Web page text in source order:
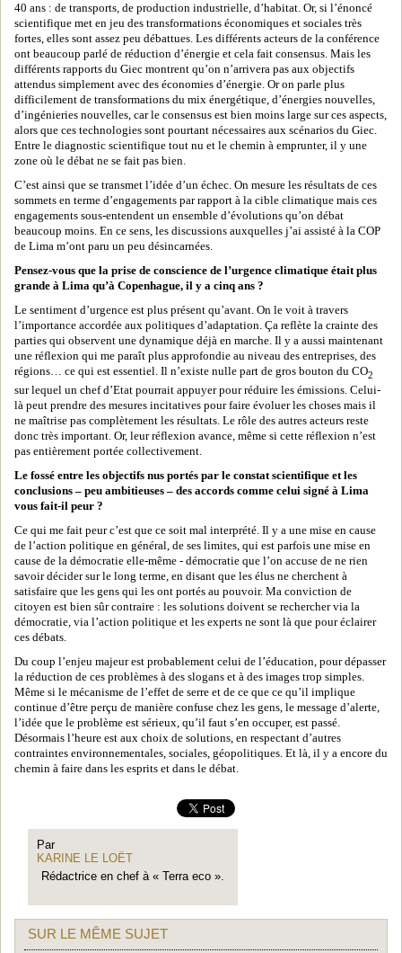
40 ans : de transports, de production industrielle, d’habitat. Or, si l’énoncé
scientifique met en jeu des transformations économiques et sociales très
fortes, elles sont assez peu débattues. Les différents acteurs de la conférence
ont beaucoup parlé de réduction d’énergie et cela fait consensus. Mais les
différents rapports du Giec montrent qu’on n’arrivera pas aux objectifs
attendus simplement avec des économies d’énergie. Or on parle plus
difficilement de transformations du mix énergétique, d’énergies nouvelles,
d’ingénieries nouvelles, car le consensus est bien moins large sur ces aspects,
alors que ces technologies sont pourtant nécessaires aux scénarios du Giec.
Entre le diagnostic scientifique tout nu et le chemin à emprunter, il y une
zone où le débat ne se fait pas bien.
C’est ainsi que se transmet l’idée d’un échec. On mesure les résultats de ces
sommets en terme d’engagements par rapport à la cible climatique mais ces
engagements sous-entendent un ensemble d’évolutions qu’on débat
beaucoup moins. En ce sens, les discussions auxquelles j’ai assisté à la COP
de Lima m’ont paru un peu désincarnées.
Pensez-vous que la prise de conscience de l’urgence climatique était plus
grande à Lima qu’à Copenhague, il y a cinq ans ?
Le sentiment d’urgence est plus présent qu’avant. On le voit à travers
l’importance accordée aux politiques d’adaptation. Ça reflète la crainte des
parties qui observent une dynamique déjà en marche. Il y a aussi maintenant
une réflexion qui me paraît plus approfondie au niveau des entreprises, des
régions… ce qui est essentiel. Il n’existe nulle part de gros bouton du CO2
sur lequel un chef d’Etat pourrait appuyer pour réduire les émissions. Celui-
là peut prendre des mesures incitatives pour faire évoluer les choses mais il
ne maîtrise pas complètement les résultats. Le rôle des autres acteurs reste
donc très important. Or, leur réflexion avance, même si cette réflexion n’est
pas entièrement portée collectivement.
Le fossé entre les objectifs nus portés par le constat scientifique et les
conclusions – peu ambitieuses – des accords comme celui signé à Lima
vous fait-il peur ?
Ce qui me fait peur c’est que ce soit mal interprété. Il y a une mise en cause
de l’action politique en général, de ses limites, qui est parfois une mise en
cause de la démocratie elle-même - démocratie que l’on accuse de ne rien
savoir décider sur le long terme, en disant que les élus ne cherchent à
satisfaire que les gens qui les ont portés au pouvoir. Ma conviction de
citoyen est bien sûr contraire : les solutions doivent se rechercher via la
démocratie, via l’action politique et les experts ne sont là que pour éclairer
ces débats.
Du coup l’enjeu majeur est probablement celui de l’éducation, pour dépasser
la réduction de ces problèmes à des slogans et à des images trop simples.
Même si le mécanisme de l’effet de serre et de ce que ce qu’il implique
continue d’être perçu de manière confuse chez les gens, le message d’alerte,
l’idée que le problème est sérieux, qu’il faut s’en occuper, est passé.
Désormais l’heure est aux choix de solutions, en respectant d’autres
contraintes environnementales, sociales, géopolitiques. Et là, il y a encore du
chemin à faire dans les esprits et dans le débat.
Par
KARINE LE LOËT
Rédactrice en chef à « Terra eco ».
SUR LE MÊME SUJET